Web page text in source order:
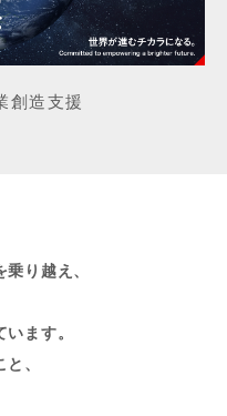
り越え、
ます。
、
創造支援
や取り組みで生まれる
Moments